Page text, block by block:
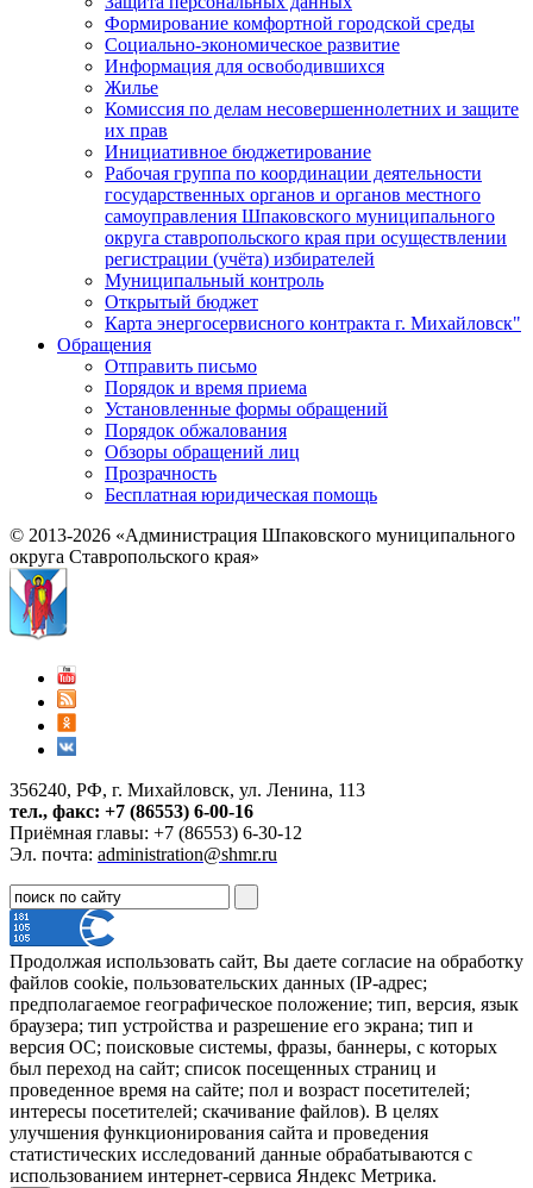
Формирование комфортной городской среды
Социально-экономическое развитие
Информация для освободившихся
Жилье
Комиссия по делам несовершеннолетних и защите
их прав
Инициативное бюджетирование
Рабочая группа по координации деятельности
государственных органов и органов местного
самоуправления Шпаковского муниципального
округа ставропольского края при осуществлении
регистрации (учёта) избирателей
Муниципальный контроль
Открытый бюджет
Карта энергосервисного контракта г. Михайловск"
Обращения
Отправить письмо
Порядок и время приема
Установленные формы обращений
Порядок обжалования
Обзоры обращений лиц
Прозрачность
Бесплатная юридическая помощь
© 2013-2026 «Администрация Шпаковского муниципального
округа Ставропольского края»
356240, РФ, г. Михайловск, ул. Ленина, 113
тел., факс: +7 (86553) 6-00-16
Приёмная главы: +7 (86553) 6-30-12
Эл. почта: administration@shmr.ru
Продолжая использовать сайт, Вы даете согласие на обработку
файлов cookie, пользовательских данных (IP-адрес;
предполагаемое географическое положение; тип, версия, язык
браузера; тип устройства и разрешение его экрана; тип и
версия ОС; поисковые системы, фразы, баннеры, с которых
был переход на сайт; список посещенных страниц и
проведенное время на сайте; пол и возраст посетителей;
интересы посетителей; скачивание файлов). В целях
улучшения функционирования сайта и проведения
статистических исследований данные обрабатываются с
использованием интернет-сервиса Яндекс Метрика.